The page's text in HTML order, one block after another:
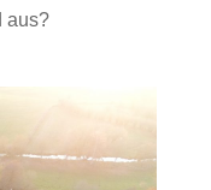
aus?